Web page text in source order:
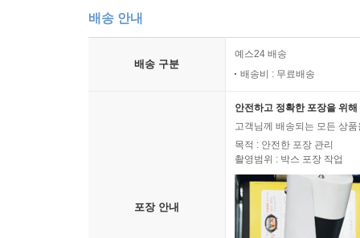
배송 안내
배송 구분
예스24 배송
배송비 : 무료배송
포장 안내
안전하고 정확한 포장을 위
고객님께 배송되는 모든 상
목적 : 안전한 포장 관리
촬영범위 : 박스 포장 작업